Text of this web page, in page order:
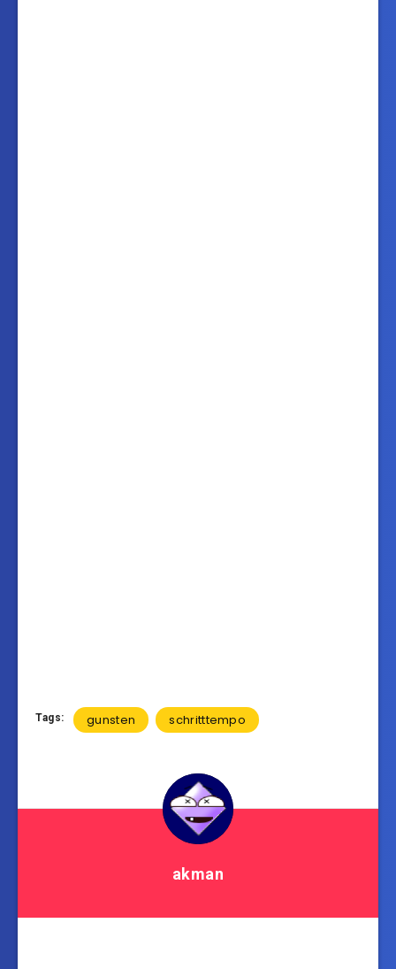
Tags: gunsten schritttempo
akman